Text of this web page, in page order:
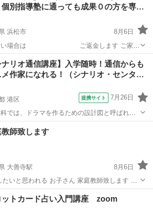
していますよ...
個別指導塾に通っても成果０の方を専…
浜松市
8月6日
します ご家庭
ぎ進学
ん マナビスさん トライ個別指導さん 明光義
その他 公文
ナリオ通信講座】入学随時！通信からも
メ作家になれる！（シナリオ・センタ…
港区 提携サイト 7月26日
では、ドラマを作るための設計図と呼ばれる
削で半年間学びます。 詳しくはこちらから
general/communication...
他
師致します
大善寺駅
8月6日
いと思われる お子さん 家庭教師致します 基
です 英語、数学対応可能です 1
能です
大善寺駅 その他 夏休み
ットカード占い入門講座 zoom